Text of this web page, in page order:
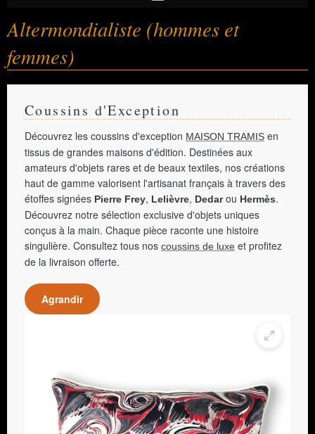
Altermondialiste (hommes et
femmes)
Coussins d'Exception
Découvrez les coussins d'exception MAISON TRAMIS en
tissus de grandes maisons d'édition. Destinées aux
amateurs d'objets rares et de beaux textiles, nos créations
haut de gamme valorisent l'artisanat français à travers des
étoffes signées Pierre Frey, Lelièvre, Dedarou Hermès.
Découvrez notre sélection exclusive d'objets uniques
conçus à la main. Chaque pièce raconte une histoire
singulière. Consultez tous nos coussins de luxe et profitez
de la livraison offerte.
Agrandir